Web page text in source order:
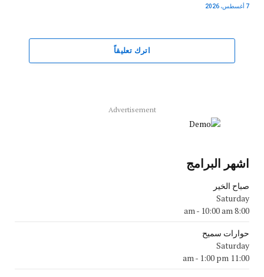
7 أغسطس، 2026
اترك تعليقاً
Advertisement
اشهر البرامج
صباح الخير
Saturday
8:00 am
- 10:00 am
حوارات سميح
Saturday
11:00 am
- 1:00 pm